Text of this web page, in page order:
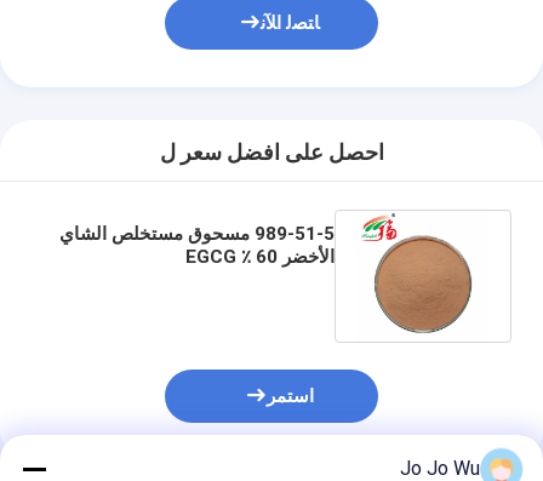
ﺎﺘﺼﻟ ﺍﻶﻧ
احصل على افضل سعر ل
989-51-5 مسحوق مستخلص الشاي
الأخضر 60 ٪ EGCG
استمر
Jo Jo Wu